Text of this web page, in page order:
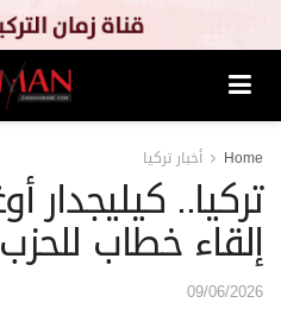
Home أخبار تركيا
تركيا.. كيليجدار
إلقاء خطاب
09/06/2026